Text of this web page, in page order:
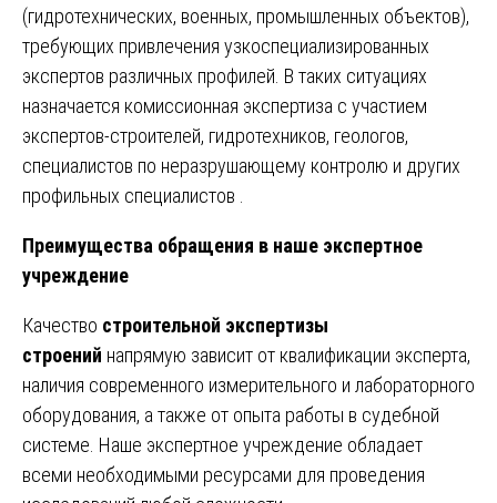
(гидротехнических, военных, промышленных объектов),
требующих привлечения узкоспециализированных
экспертов различных профилей. В таких ситуациях
назначается комиссионная экспертиза с участием
экспертов-строителей, гидротехников, геологов,
специалистов по неразрушающему контролю и других
профильных специалистов .
Преимущества обращения в наше экспертное
учреждение
Качество строительной экспертизы
строений напрямую зависит от квалификации эксперта,
наличия современного измерительного и лабораторного
оборудования, а также от опыта работы в судебной
системе. Наше экспертное учреждение обладает
всеми необходимыми ресурсами для проведения